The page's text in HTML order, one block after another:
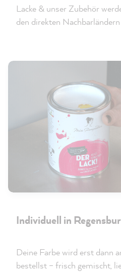
Lacke & unser Zubehör
den direkten
Individuell in
Deine Farbe wird erst dann
bestellst – frisch gemischt,